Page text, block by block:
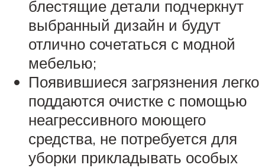
блестящие детали подчеркнут
выбранный дизайн и будут
отлично сочетаться с модной
мебелью;
Появившиеся загрязнения легко
поддаются очистке с помощью
неагрессивного моющего
средства, не потребуется для
уборки прикладывать особых